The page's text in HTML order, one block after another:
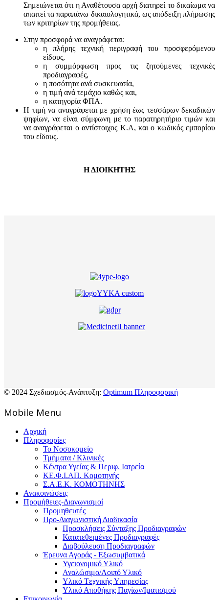
Σημειώνεται ότι η Αναθέτουσα αρχή διατηρεί το δικαίωμα να
απαιτεί τα παραπάνω δικαιολογητικά, ως απόδειξη πλήρωσης
των κριτηρίων της προμήθειας.
Στην προσφορά να αναγράφεται:
η πλήρης τεχνική περιγραφή του προσφερόμενου
είδους,
η συμμόρφωση προς τις ζητούμενες τεχνικές
προδιαγραφές,
η ποσότητα ανά συσκευασία,
η τιμή ανά τεμάχιο καθώς και,
η κατηγορία ΦΠΑ.
Η τιμή να αναγράφεται με χρήση έως τεσσάρων δεκαδικών
ψηφίων, να είναι σύμφωνη με το παρατηρητήριο τιμών και
να αναγράφεται ο αντίστοιχος Κ.Α, και ο κωδικός εμπορίου
του είδους.
Η ΔΙΟΙΚΗΤΗΣ
© 2024 Σχεδιασμός-Ανάπτυξη: Optimum Πληροφορική
Mοbile Menu
Αρχική
Πληροφορίες
Το Νοσοκομείο
Τμήματα / Κλινικές
Κέντρα Υγείας & Περιφ. Ιατρεία
ΚΕ.Φ.Ι.ΑΠ. Κομοτηνής
Σ.Α.Ε.Κ. ΚΟΜΟΤΗΝΗΣ
Ανακοινώσεις
Προμήθειες-Διαγωνισμοί
Προμηθευτές
Προ-Διαγωνιστική Διαδικασία
Προσκλήσεις Σύνταξης Προδιαγραφών
Κατατεθειμένες Προδιαγραφές
Διαβούλευση Προδιαγραφών
Έρευνα Αγοράς - Εξωσυμβατικά
Υγειονομικό Υλικό
Αναλώσιμο/Λοιπό Υλικό
Υλικό Tεχνικής Yπηρεσίας
Υλικό Αποθήκης Παγίων/Ιματισμού